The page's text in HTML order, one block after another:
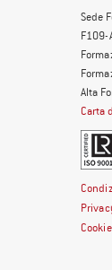
Sede
F109-
Alta
Carta